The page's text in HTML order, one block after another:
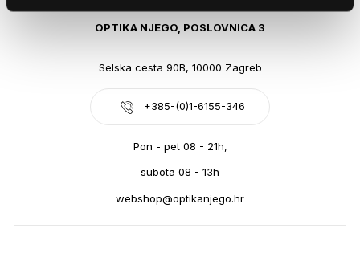
OPTIKA NJEGO, POSLOVNICA 3
Selska cesta 90B, 10000 Zagreb
+385-(0)1-6155-346
Pon - pet 08 - 21h,
subota 08 - 13h
webshop@optikanjego.hr